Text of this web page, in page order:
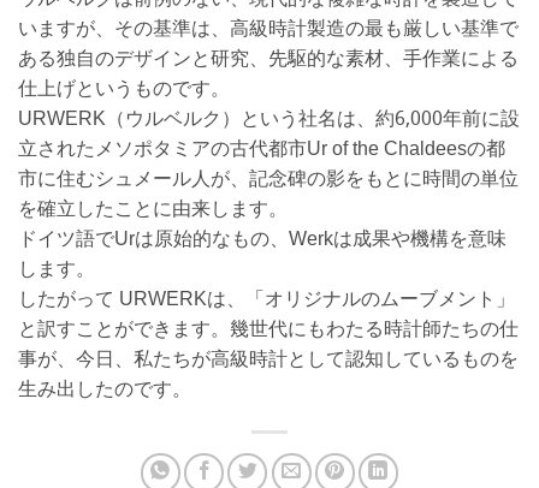
いますが、その基準は、高級時計製造の最も厳しい基準で
ある独自のデザインと研究、先駆的な素材、手作業による
仕上げというものです。
URWERK（ウルベルク）という社名は、約6,000年前に設
立されたメソポタミアの古代都市Ur of the Chaldeesの都
市に住むシュメール人が、記念碑の影をもとに時間の単位
を確立したことに由来します。
ドイツ語でUrは原始的なもの、Werkは成果や機構を意味
します。
したがって URWERKは、「オリジナルのムーブメント」
と訳すことができます。幾世代にもわたる時計師たちの仕
事が、今日、私たちが高級時計として認知しているものを
生み出したのです。